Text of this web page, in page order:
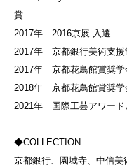
賞
2017年 2016京展 入選
2017年 京都銀行美術支援
2017年 京都花鳥館賞奨学
2018年 京都花鳥館賞奨学
2021年 国際工芸アワード
◆COLLECTION
京都銀行、園城寺、中信美